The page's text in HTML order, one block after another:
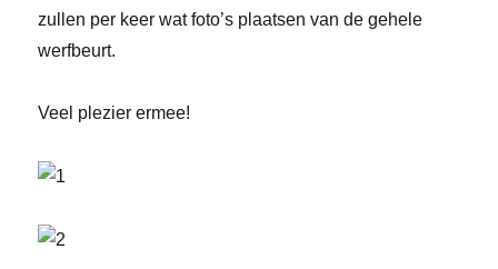
zullen per keer wat foto’s plaatsen van de gehele
werfbeurt.
Veel plezier ermee!